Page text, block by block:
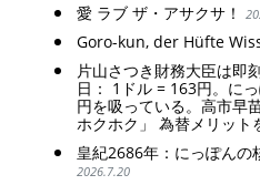
愛 ラブ ザ・アサクサ！
Goro-kun, der Hüfte
片山さつき財務大臣は即
日： 1ドル = 163円。に
円を吸っている。高市早
ホクホク」 為替メリット
皇紀2686年：にっぽんの
2026.7.20